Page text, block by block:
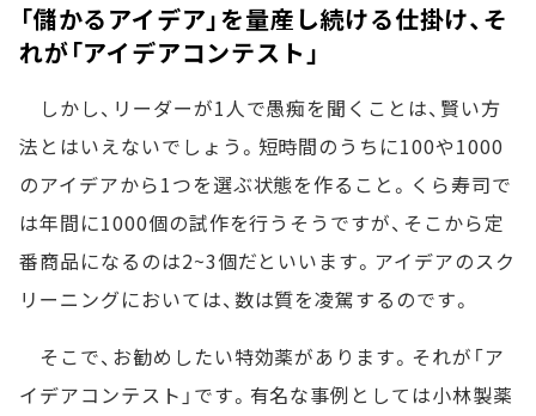
「儲かるアイデア」を量産し続ける仕掛け、そ
れが「アイデアコンテスト」
しかし、リーダーが1人で愚痴を聞くことは、賢い方
法とはいえないでしょう。短時間のうちに100や1000
のアイデアから1つを選ぶ状態を作ること。くら寿司で
は年間に1000個の試作を行うそうですが、そこから定
番商品になるのは2~3個だといいます。アイデアのスク
リーニングにおいては、数は質を凌駕するのです。
そこで、お勧めしたい特効薬があります。それが「ア
イデアコンテスト」です。有名な事例としては小林製薬